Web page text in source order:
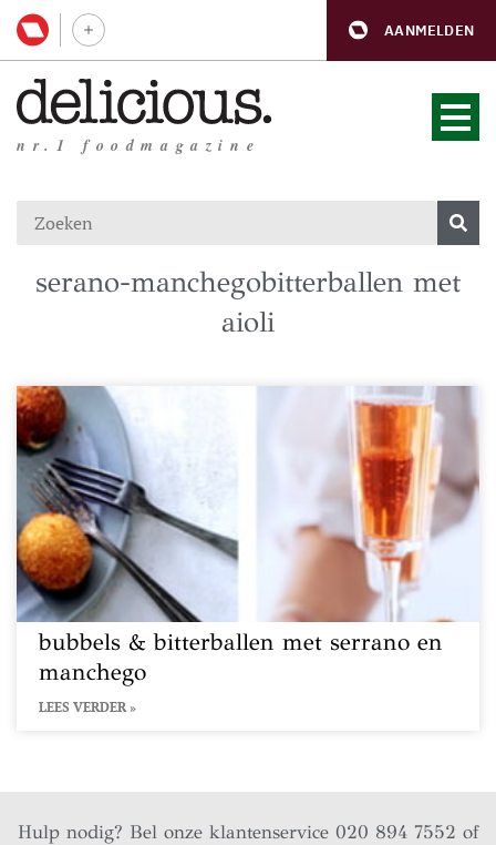
AANMELDEN
nr.1 foodmagazine
serano-manchegobitterballen met
aioli
bubbels & bitterballen met serrano en
manchego
LEES VERDER »
Hulp nodig? Bel onze klantenservice 020 894 7552 of